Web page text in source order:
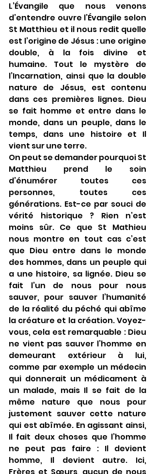
L’Évangile que nous venons
d’entendre ouvre l’Évangile selon
St Matthieu et il nous redit quelle
est l’origine de Jésus : une origine
double, à la fois divine et
humaine. Tout le mystère de
l’Incarnation, ainsi que la double
nature de Jésus, est contenu
dans ces premières lignes. Dieu
se fait homme et entre dans le
monde, dans un peuple, dans le
temps, dans une histoire et Il
vient sur une terre.
On peut se demander pourquoi St
Matthieu prend le soin
d’énumérer toutes ces
personnes, toutes ces
générations. Est-ce par souci de
vérité historique ? Rien n’est
moins sûr. Ce que St Mathieu
nous montre en tout cas c’est
que Dieu entre dans le monde
des hommes, dans un peuple qui
a une histoire, sa lignée. Dieu se
fait l’un de nous pour nous
sauver, pour sauver l’humanité
de la réalité du péché qui abîme
la créature et la création. Voyez-
vous, cela est remarquable : Dieu
ne vient pas sauver l’homme en
demeurant extérieur à lui,
comme par exemple un médecin
qui donnerait un médicament à
un malade, mais Il se fait de la
même nature que nous pour
justement sauver cette nature
qui est abîmée. En agissant ainsi,
Il fait deux choses que l’homme
ne peut pas faire : Il devient
homme, Il devient autre. Ici,